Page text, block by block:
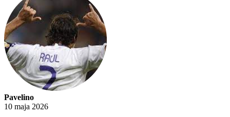
Pavelino
10 maja 2026